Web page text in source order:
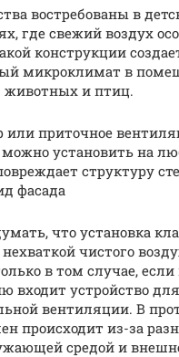
востребованы в
где свежий воздух
конструкции
микроклимат в
животных и птиц.
или приточное
можно установить на
структуру
фасада
что установка
чистого
в том случае, если
входит устройство для
вентиляции. В
происходит из-за
средой и